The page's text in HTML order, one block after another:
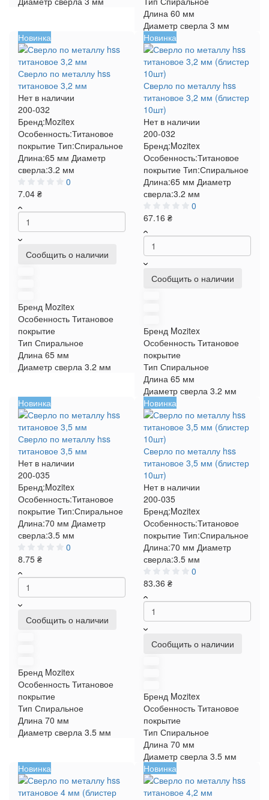
Длина 60 мм
Диаметр сверла 3 мм
Новинка
Сверло по металлу hss
титановое 3,2 мм
Нет в наличии
200-032
Бренд:Mozitex
Особенность:Титановое
покрытие Тип:Спиральное
Длина:65 мм Диаметр
сверла:3.2 мм
0
7.04 ₴
Сообщить о наличии
Бренд Mozitex
Особенность Титановое
покрытие
Тип Спиральное
Длина 65 мм
Диаметр сверла 3.2 мм
Новинка
Сверло по металлу hss
титановое 3,2 мм (блистер
10шт)
Нет в наличии
200-032
Бренд:Mozitex
Особенность:Титановое
покрытие Тип:Спиральное
Длина:65 мм Диаметр
сверла:3.2 мм
0
67.16 ₴
Сообщить о наличии
Бренд Mozitex
Особенность Титановое
покрытие
Тип Спиральное
Длина 65 мм
Диаметр сверла 3.2 мм
Новинка
Сверло по металлу hss
титановое 3,5 мм
Нет в наличии
200-035
Бренд:Mozitex
Особенность:Титановое
покрытие Тип:Спиральное
Длина:70 мм Диаметр
сверла:3.5 мм
0
8.75 ₴
Сообщить о наличии
Бренд Mozitex
Особенность Титановое
покрытие
Тип Спиральное
Длина 70 мм
Диаметр сверла 3.5 мм
Новинка
Сверло по металлу hss
титановое 3,5 мм (блистер
10шт)
Нет в наличии
200-035
Бренд:Mozitex
Особенность:Титановое
покрытие Тип:Спиральное
Длина:70 мм Диаметр
сверла:3.5 мм
0
83.36 ₴
Сообщить о наличии
Бренд Mozitex
Особенность Титановое
покрытие
Тип Спиральное
Длина 70 мм
Диаметр сверла 3.5 мм
Новинка
Новинка